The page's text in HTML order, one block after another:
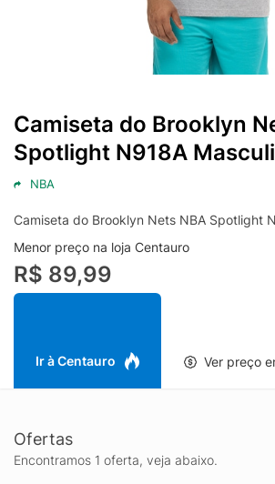
Camiseta do Brooklyn
Spotlight N918A
NBA
Camiseta do Brooklyn Nets NBA Spotlight
Menor preço na loja Centauro
R$ 89,99
Ir à Centauro Ver preço
Ofertas
Encontramos 1 oferta, veja abaixo.